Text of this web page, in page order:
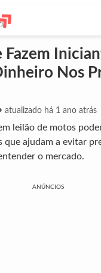
Fazem
Nos
atualizado há 1 ano atrás
leilão de motos
que ajudam a evitar
o mercado.
ANÚNCIOS